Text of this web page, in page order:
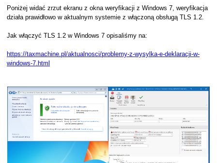
Poniżej widać zrzut ekranu z okna weryfikacji z Windows 7, weryfikacja
działa prawidłowo w aktualnym systemie z włączoną obsługą TLS 1.2.
Jak włączyć TLS 1.2 w Windows 7 opisaliśmy na:
https://taxmachine.pl/aktualnosci/problemy-z-wysylka-e-deklaracji-w-
windows-7.html